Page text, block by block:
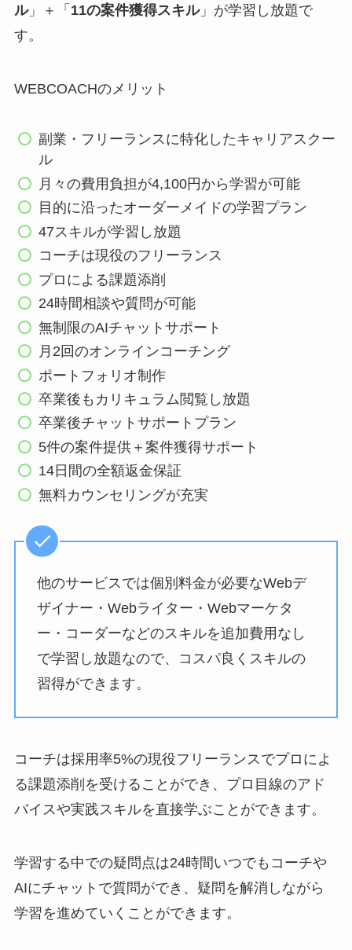
ル」＋「 11の案件獲得スキル」が学習し放題で
す。
WEBCOACHのメリット
副業・フリーランスに特化したキャリアスクー
ル
月々の費用負担が4,100円から学習が可能
目的に沿ったオーダーメイドの学習プラン
47スキルが学習し放題
コーチは現役のフリーランス
プロによる課題添削
24時間相談や質問が可能
無制限のAIチャットサポート
月2回のオンラインコーチング
ポートフォリオ制作
卒業後もカリキュラム閲覧し放題
卒業後チャットサポートプラン
5件の案件提供＋案件獲得サポート
14日間の全額返金保証
無料カウンセリングが充実
他のサービスでは個別料金が必要なWebデ
ザイナー・Webライター・Webマーケタ
ー・コーダーなどのスキルを追加費用なし
で学習し放題なので、コスパ良くスキルの
習得ができます。
コーチは採用率5%の現役フリーランスでプロによ
る課題添削を受けることができ、プロ目線のアド
バイスや実践スキルを直接学ぶことができます。
学習する中での疑問点は24時間いつでもコーチや
AIにチャットで質問ができ、疑問を解消しながら
学習を進めていくことができます。